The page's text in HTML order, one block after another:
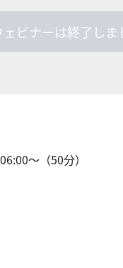
ェビナーは終了しま
〜（50分）